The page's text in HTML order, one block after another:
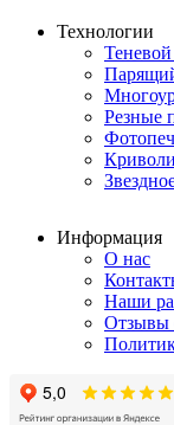
Технологии
Резные
Информация
О нас
Наши
Отзывы